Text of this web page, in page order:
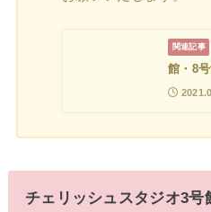
関連記事
館・8
チェリッシュスタジオ3号